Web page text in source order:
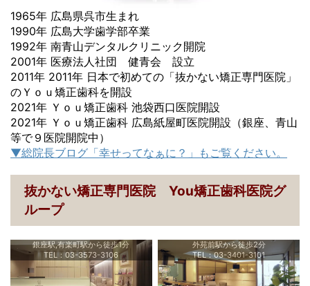
1965年 広島県呉市生まれ
1990年 広島大学歯学部卒業
1992年 南青山デンタルクリニック開院
2001年 医療法人社団 健青会 設立
2011年 2011年 日本で初めての「抜かない矯正専門医院」
のＹｏｕ矯正歯科を開設
2021年 Ｙｏｕ矯正歯科 池袋西口医院開設
2021年 Ｙｏｕ矯正歯科 広島紙屋町医院開設（銀座、青山
等で９医院開院中）
▼総院長ブログ「幸せってなぁに？」もご覧ください。
抜かない矯正専門医院 You矯正歯科医院グ
ループ
銀座駅,有楽町駅から徒歩1分
TEL：03-3573-3106
外苑前駅から徒歩2分
TEL：03-3401-3101